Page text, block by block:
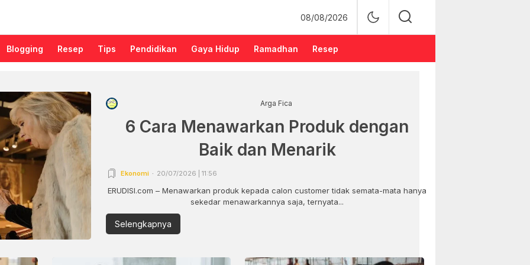
08/08/2026
Blogging Resep Tips Pendidikan Gaya Hidup Ramadhan Resep
Arga Fica
6 Cara Menawarkan Produk dengan
Baik dan Menarik
Ekonomi 20/07/2026 | 11:56
ERUDISI.com – Menawarkan produk kepada calon customer tidak semata-mata hanya
sekedar menawarkannya saja, ternyata...
Selengkapnya